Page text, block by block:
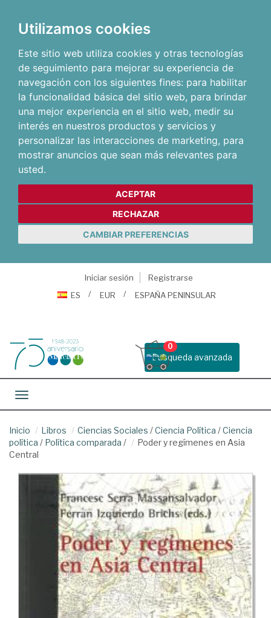
Utilizamos cookies
Este sitio web utiliza cookies y otras tecnologías
de seguimiento para mejorar su experiencia de
navegación con los siguientes fines: para habilitar
la funcionalidad básica del sitio web, para brindar
una mejor experiencia en el sitio web, medir su
interés en nuestros productos y servicios y
personalizar las interacciones de marketing, para
mostrar anuncios que sean más relevantes para
usted.
ACEPTAR
RECHAZAR
CAMBIAR PREFERENCIAS
Iniciar sesión
Registrarse
ES
EUR ESPAÑA PENINSULAR
Busqueda avanzada
0
Toggle navigation
Inicio Libros Ciencias Sociales /Ciencia Política /Ciencia
política / Política comparada /
Poder y regímenes en Asia
Central